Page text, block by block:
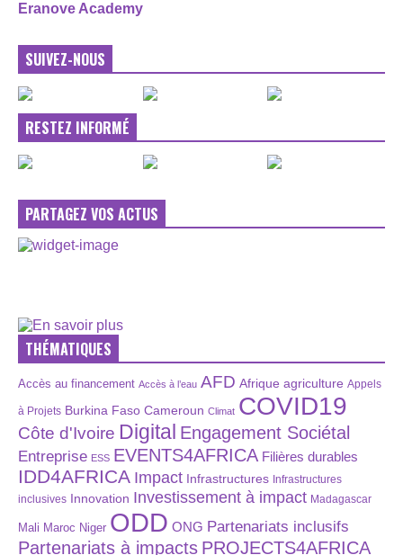
Eranove Academy
SUIVEZ-NOUS
RESTEZ INFORMÉ
PARTAGEZ VOS ACTUS
THÉMATIQUES
Accès au financement Accès à l’eau AFD Afrique agriculture Appels
à Projets Burkina Faso Cameroun Climat COVID19
Côte d'Ivoire Digital Engagement Sociétal
Entreprise ESS EVENTS4AFRICA Filières durables
IDD4AFRICA Impact Infrastructures Infrastructures
inclusives Innovation Investissement à impact Madagascar
Mali Maroc Niger ODD ONG Partenariats inclusifs
Partenariats à impacts PROJECTS4AFRICA